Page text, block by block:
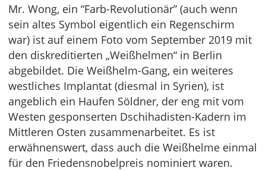
Mr. Wong, ein “Farb-Revolutionär” (auch wenn
sein altes Symbol eigentlich ein Regenschirm
war) ist auf einem Foto vom September 2019 mit
den diskreditierten „Weißhelmen“ in Berlin
abgebildet. Die Weißhelm-Gang, ein weiteres
westliches Implantat (diesmal in Syrien), ist
angeblich ein Haufen Söldner, der eng mit vom
Westen gesponserten Dschihadisten-Kadern im
Mittleren Osten zusammenarbeitet. Es ist
erwähnenswert, dass auch die Weißhelme einmal
für den Friedensnobelpreis nominiert waren.